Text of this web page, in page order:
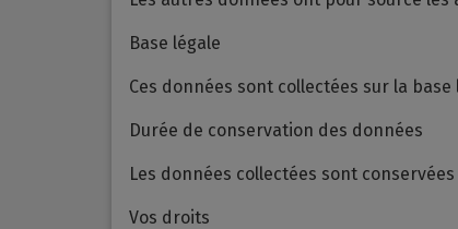
Base légale
Ces données sont collectées sur la base
Durée de conservation des données
Les données collectées sont
Vos droits